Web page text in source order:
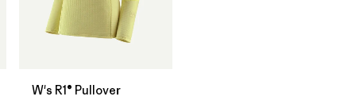
W's R1® Pullover